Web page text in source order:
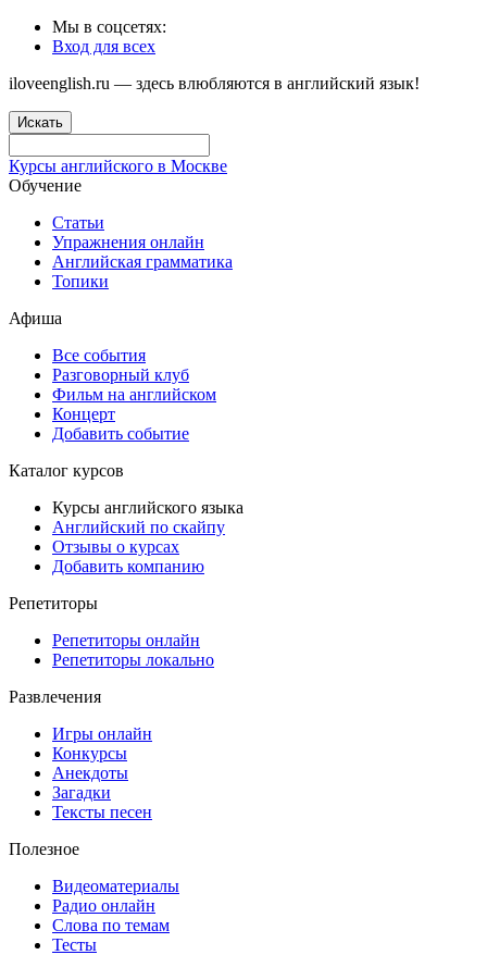
Мы в соцсетях:
Вход для всех
iloveenglish.ru — здесь влюбляются в английский язык!
Искать
Курсы английского в Москве
Обучение
Статьи
Упражнения онлайн
Английская грамматика
Топики
Афиша
Все события
Разговорный клуб
Фильм на английском
Концерт
Добавить событие
Каталог курсов
Курсы английского языка
Английский по скайпу
Отзывы о курсах
Добавить компанию
Репетиторы
Репетиторы онлайн
Репетиторы локально
Развлечения
Игры онлайн
Конкурсы
Анекдоты
Загадки
Тексты песен
Полезное
Видеоматериалы
Радио онлайн
Слова по темам
Тесты